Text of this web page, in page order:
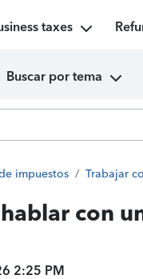
taxes
Buscar por tema
impuestos / Trabajar
con
2:25 PM